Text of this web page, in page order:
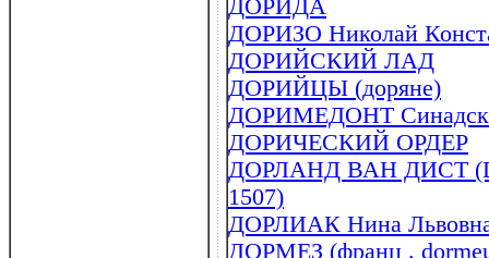
ДОРИДА
ДОРИЗО Николай
ДОРИЙСКИЙ ЛАД
ДОРИЙЦЫ (доряне)
ДОРИМЕДОНТ
ДОРИЧЕСКИЙ ОРДЕР
ДОРЛАНД ВАН ДИСТ
1507)
ДОРЛИАК Нина
ДОРМЕЗ (франц .